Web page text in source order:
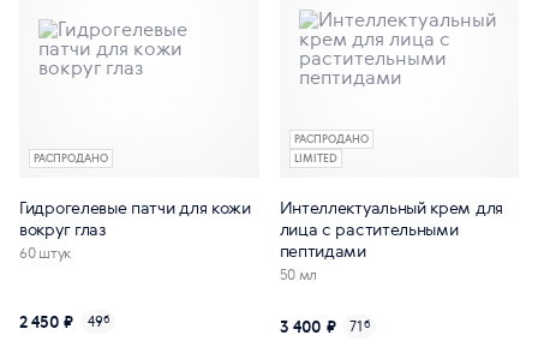
РАСПРОДАНО
Гидрогелевые патчи для кожи
вокруг глаз
60 штук
2 450 ₽ 49б
LIMITED
РАСПРОДАНО
Интеллектуальный крем для
лица с растительными
пептидами
50 мл
3 400 ₽ 71б